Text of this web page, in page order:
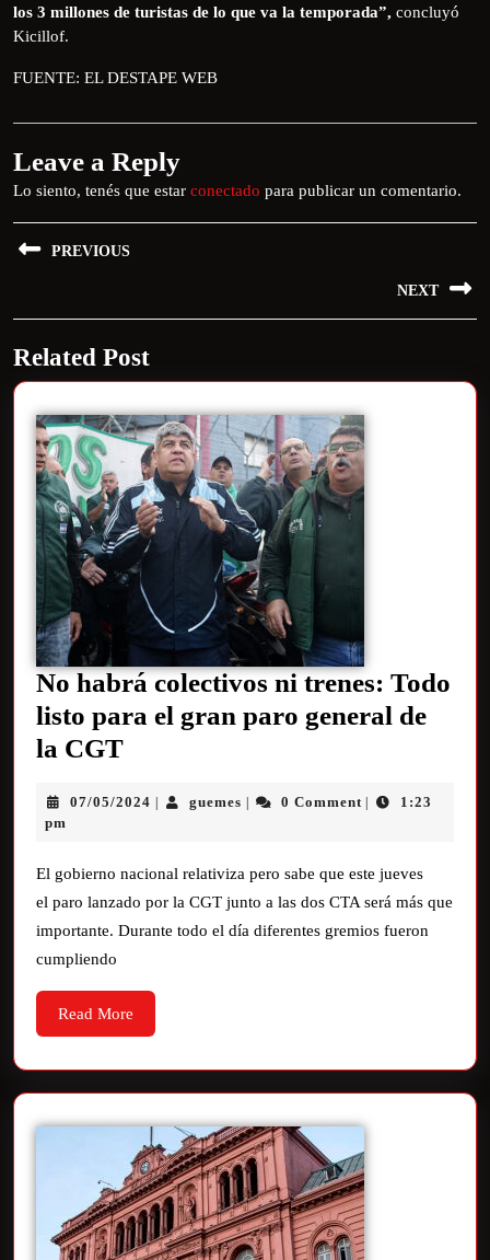
los 3 millones de turistas de lo que va la temporada”, concluyó
Kicillof.
FUENTE: EL DESTAPE WEB
Leave a Reply
Lo siento, tenés que estar conectado para publicar un comentario.
PREVIOUS
NEXT
Related Post
No habrá colectivos ni trenes: Todo
listo para el gran paro general de
la CGT
07/05/2024 | guemes | 0 Comment |
1:23
pm
El gobierno nacional relativiza pero sabe que este jueves
el paro lanzado por la CGT junto a las dos CTA será más que
importante. Durante todo el día diferentes gremios fueron
cumpliendo
Read More